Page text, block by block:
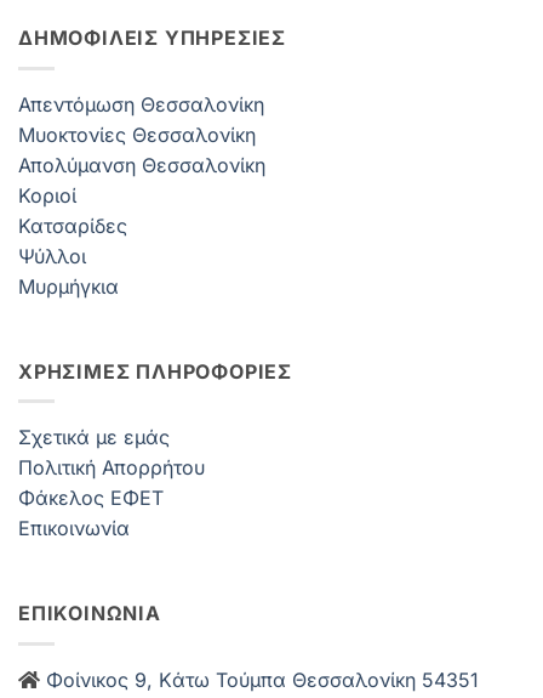
ΔΗΜΟΦΙΛΕΊΣ ΥΠΗΡΕΣΊΕΣ
Απεντόμωση Θεσσαλονίκη
Μυοκτονίες Θεσσαλονίκη
Απολύμανση Θεσσαλονίκη
Κοριοί
Κατσαρίδες
Ψύλλοι
Μυρμήγκια
ΧΡΗΣΙΜΕΣ ΠΛΗΡΟΦΟΡΙΕΣ
Σχετικά με εμάς
Πολιτική Απορρήτου
Φάκελος ΕΦΕΤ
Επικοινωνία
ΕΠΙΚΟΙΝΩΝΙΑ
Φοίνικος 9, Kάτω Τούμπα Θεσσαλονίκη 54351